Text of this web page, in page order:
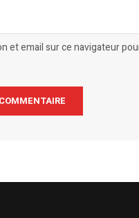
et email sur ce navigateur